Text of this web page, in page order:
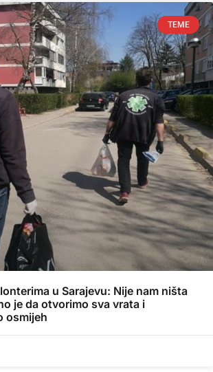
TEME
u Sarajevu: Nije nam ništa
je da otvorimo sva vrata i
osmijeh